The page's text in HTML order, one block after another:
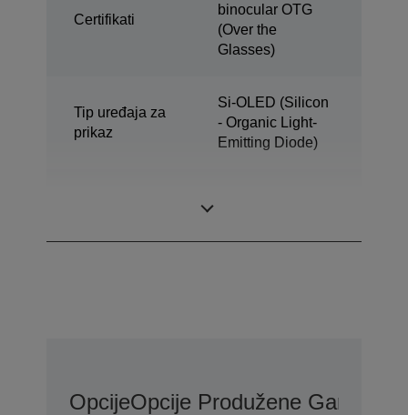
Certifikati
binocular OTG
(Over the
Glasses)
Tip uređaja za
prikaz
Si-OLED (Silicon
- Organic Light-
Emitting Diode)
OpcijeOpcije Produžene